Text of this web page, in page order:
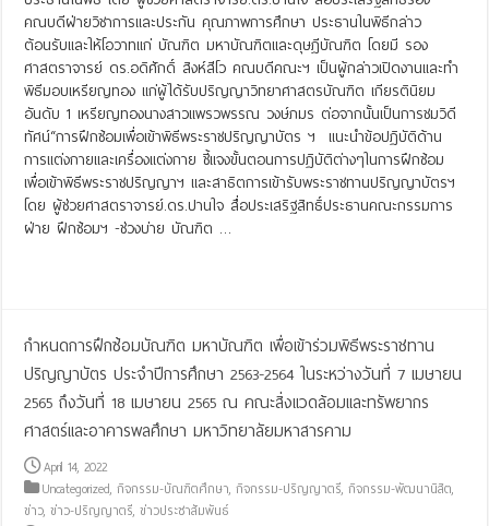
คณบดีฝ่ายวิชาการและประกัน คุณภาพการศึกษา ประธานในพิธีกล่าว
ต้อนรับและให้โอวาทแก่ บัณฑิต มหาบัณฑิตและดุษฎีบัณฑิต โดยมี รอง
ศาสตราจารย์ ดร.อดิศักดิ์ สิงห์สีโว คณบดีคณะฯ เป็นผู้กล่าวเปิดงานและทำ
พิธีมอบเหรียญทอง แก่ผู้ได้รับปริญญาวิทยาศาสตรบัณฑิต เกียรตินิยม
อันดับ 1 เหรียญทองนางสาวแพรวพรรณ วงษ์ภมร ต่อจากนั้นเป็นการชมวิดี
ทัศน์“การฝึกซ้อมเพื่อเข้าพิธีพระราชปริญญาบัตร ฯ แนะนำข้อปฏิบัติด้าน
การแต่งกายและเครื่องแต่งกาย ชี้แจงขั้นตอนการปฏิบัติต่างๆในการฝึกซ้อม
เพื่อเข้าพิธีพระราชปริญญาฯ และสาธิตการเข้ารับพระราชทานปริญญาบัตรฯ
โดย ผู้ช่วยศาสตราจารย์.ดร.ปานใจ สื่อประเสริฐสิทธิ์ประธานคณะกรรมการ
ฝ่าย ฝึกซ้อมฯ -ช่วงบ่าย บัณฑิต …
กำหนดการฝึกซ้อมบัณฑิต มหาบัณฑิต เพื่อเข้าร่วมพิธีพระราชทาน
ปริญญาบัตร ประจำปีการศึกษา 2563-2564 ในระหว่างวันที่ 7 เมษายน
2565 ถึงวันที่ 18 เมษายน 2565 ณ คณะสิ่งแวดล้อมและทรัพยากร
ศาสตร์และอาคารพลศึกษา มหาวิทยาลัยมหาสารคาม
April 14, 2022
Uncategorized,กิจกรรม-บัณฑิตศึกษา,กิจกรรม-ปริญญาตรี,กิจกรรม-พัฒนานิสิต,
ข่าว,ข่าว-ปริญญาตรี,ข่าวประชาสัมพันธ์